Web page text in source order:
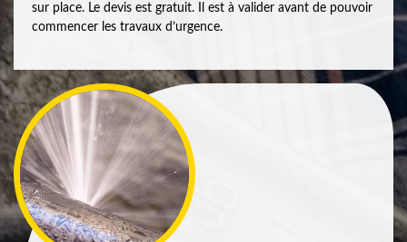
sur place. Le devis est gratuit. Il est à valider avant de pouvoir
commencer les travaux d’urgence.